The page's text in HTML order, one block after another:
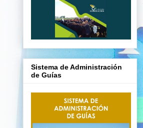
Sistema de Administración
de Guías